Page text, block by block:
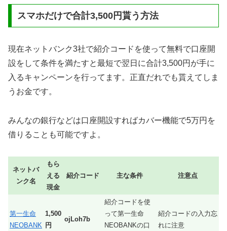
スマホだけで合計3,500円貰う方法
現在ネットバンク3社で紹介コードを使って無料で口座開
設をして条件を満たすと最短で翌日に合計3,500円が手に
入るキャンペーンを行ってます。正直だれでも貰えてしま
うお金です。
みんなの銀行などは口座開設すればカバー機能で5万円を
借りることも可能ですよ。
ネットバ
ンク名
もら
える
現金
紹介コード 主な条件 注意点
第一生命
NEOBANK
1,500
円
ojLoh7b
紹介コードを使
って第一生命
NEOBANKの口
紹介コードの入力忘
れに注意